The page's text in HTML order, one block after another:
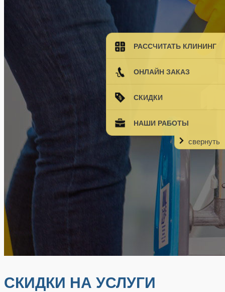
РАССЧИТАТЬ КЛИНИНГ
ОНЛАЙН ЗАКАЗ
СКИДКИ
НАШИ РАБОТЫ
свернуть
СКИДКИ НА УСЛУГИ